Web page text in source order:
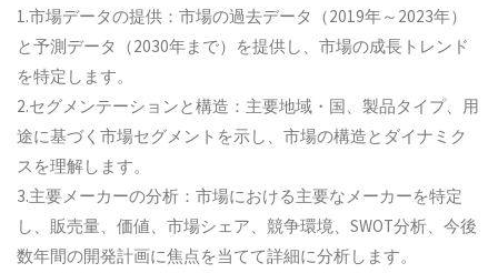
1.市場データの提供：市場の過去データ（2019年～2023年）
と予測データ（2030年まで）を提供し、市場の成長トレンド
を特定します。
2.セグメンテーションと構造：主要地域・国、製品タイプ、用
途に基づく市場セグメントを示し、市場の構造とダイナミク
スを理解します。
3.主要メーカーの分析：市場における主要なメーカーを特定
し、販売量、価値、市場シェア、競争環境、SWOT分析、今後
数年間の開発計画に焦点を当てて詳細に分析します。